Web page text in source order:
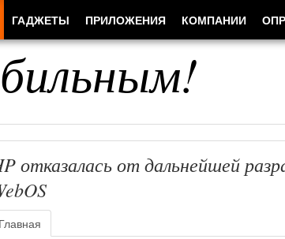
отказалась от дальнейшей
Главная
ГАДЖЕТЫ ПРИЛОЖЕНИЯ КОМПАНИИ